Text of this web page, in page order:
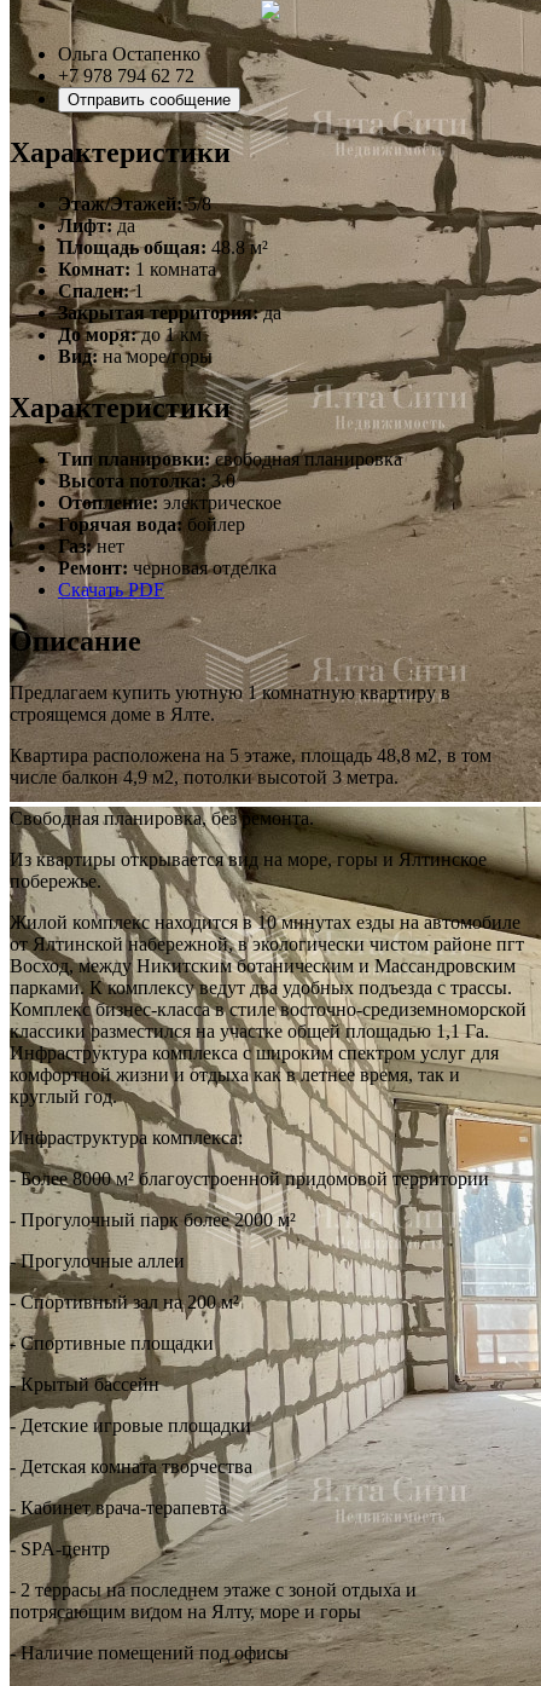
Ольга Остапенко
+7 978 794 62 72
Отправить сообщение
Характеристики
Этаж/Этажей: 5/8
Лифт: да
Площадь общая: 48.8 м²
Комнат: 1 комната
Спален: 1
Закрытая территория: да
До моря: до 1 км
Вид: на море/горы
Характеристики
Тип планировки: свободная планировка
Высота потолка: 3.0
Отопление: электрическое
Горячая вода: бойлер
Газ: нет
Ремонт: черновая отделка
Скачать PDF
Описание
Предлагаем купить уютную 1 комнатную квартиру в
строящемся доме в Ялте.
Квартира расположена на 5 этаже, площадь 48,8 м2, в том
числе балкон 4,9 м2, потолки высотой 3 метра.
Свободная планировка, без ремонта.
Из квартиры открывается вид на море, горы и Ялтинское
побережье.
Жилой комплекс находится в 10 минутах езды на автомобиле
от Ялтинской набережной, в экологически чистом районе пгт
Восход, между Никитским ботаническим и Массандровским
парками. К комплексу ведут два удобных подъезда с трассы.
Комплекс бизнес-класса в стиле восточно-средиземноморской
классики разместился на участке общей площадью 1,1 Га.
Инфраструктура комплекса с широким спектром услуг для
комфортной жизни и отдыха как в летнее время, так и
круглый год.
Инфраструктура комплекса:
- Более 8000 м² благоустроенной придомовой территории
- Прогулочный парк более 2000 м²
- Прогулочные аллеи
- Спортивный зал на 200 м²
- Спортивные площадки
- Крытый бассейн
- Детские игровые площадки
- Детская комната творчества
- Кабинет врача-терапевта
- SPA-центр
- 2 террасы на последнем этаже с зоной отдыха и
потрясающим видом на Ялту, море и горы
- Наличие помещений под офисы